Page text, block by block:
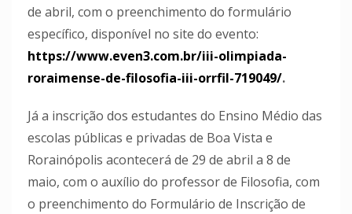
de abril, com o preenchimento do formulário
específico, disponível no site do evento:
https://www.even3.com.br/iii-olimpiada-
roraimense-de-filosofia-iii-orrfil-719049/.
Já a inscrição dos estudantes do Ensino Médio das
escolas públicas e privadas de Boa Vista e
Rorainópolis acontecerá de 29 de abril a 8 de
maio, com o auxílio do professor de Filosofia, com
o preenchimento do Formulário de Inscrição de